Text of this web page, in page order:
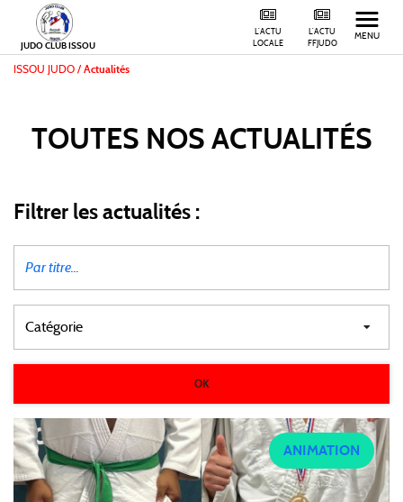
JUDO CLUB ISSOU
L'ACTU
FFJUDO
L'ACTU
LOCALE
MENU
ISSOU JUDO / Actualités
TOUTES NOS ACTUALITÉS
Filtrer les actualités :
ANIMATION